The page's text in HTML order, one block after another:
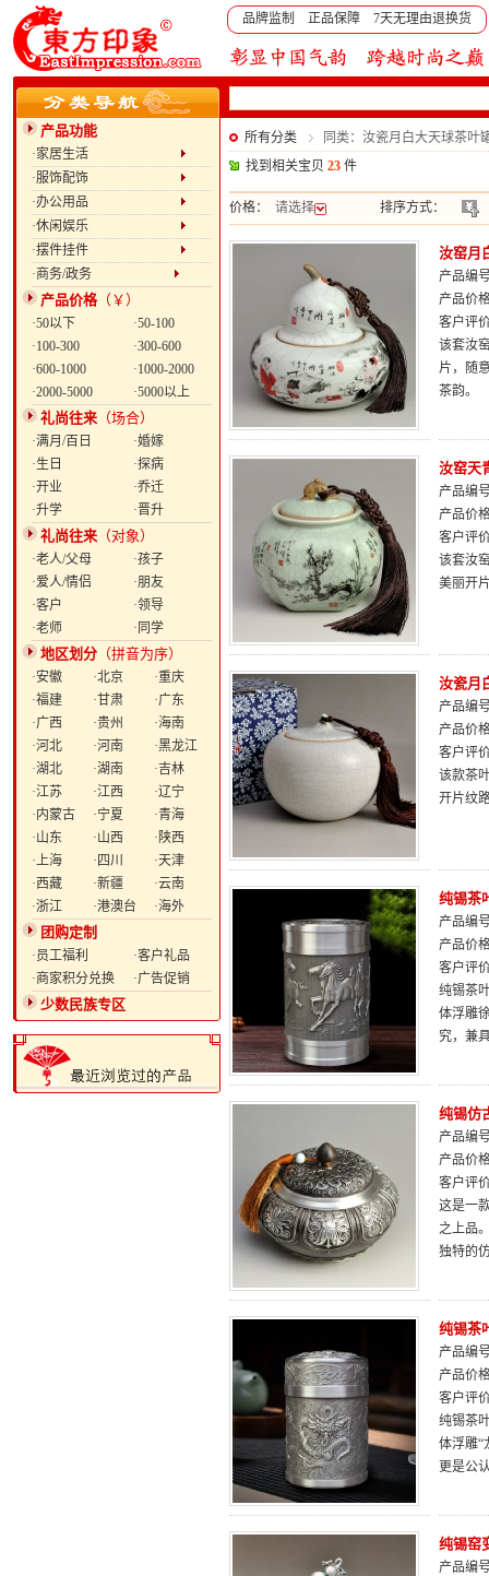
品牌监制 正品保障 7天无理由退换货
产品功能
·家居生活
·服饰配饰
·办公用品
·休闲娱乐
·摆件挂件
·商务/政务
产品价格（￥）
·50以下
·50-100
·100-300
·300-600
·600-1000
·1000-2000
·2000-5000
·5000以上
礼尚往来 （场合）
·满月/百日
·婚嫁
·生日
·探病
·开业
·乔迁
·升学
·晋升
礼尚往来 （对象）
·老人/父母
·孩子
·爱人/情侣
·朋友
·客户
·领导
·老师
·同学
地区划分 （拼音为序）
·安徽 ·北京
·重庆
·福建
·甘肃
·广东
·广西
·贵州
·海南
·河北
·河南
·黑龙江
·湖北
·湖南
·吉林
·江苏
·江西
·辽宁
·内蒙古
·宁夏
·青海
·山东
·山西
·陕西
·上海
·四川
·天津
·西藏
·新疆
·云南
·浙江
·港澳台 ·海外
团购定制
·员工福利
·客户礼品
·商家积分兑换
·广告促销
少数民族专区
所有分类
同类：汝瓷月白大天球茶叶
找到相关宝贝 23 件
价格： 请选择 排序方式：
汝窑月
产品编
产品价
客户评
该套汝
片，随
茶韵。
汝窑天
产品编
产品价
客户评
该套汝
美丽开
汝瓷月
产品编
产品价
客户评
该款茶
开片纹
纯锡茶
产品编
产品价
客户评
纯锡茶
体浮雕
究，兼
纯锡仿
产品编
产品价
客户评
这是一
之上品
独特的
纯锡茶
产品编
产品价
客户评
纯锡茶
体浮雕“
更是公
纯锡窑
产品编